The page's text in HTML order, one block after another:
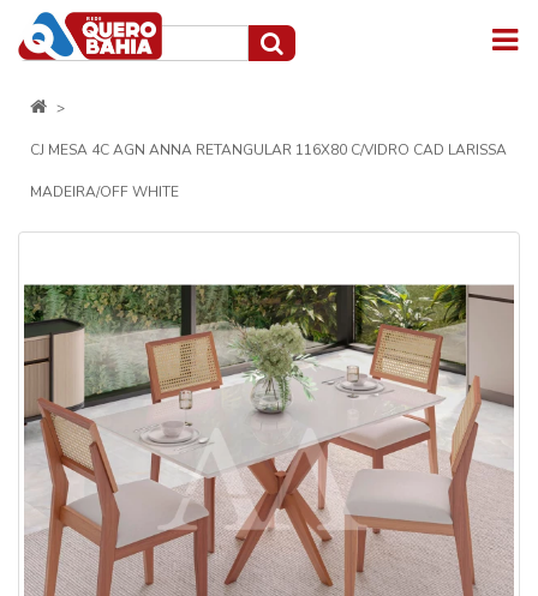
CJ MESA 4C AGN ANNA RETANGULAR 116X80 C/VIDRO CAD LARISSA
MADEIRA/OFF WHITE